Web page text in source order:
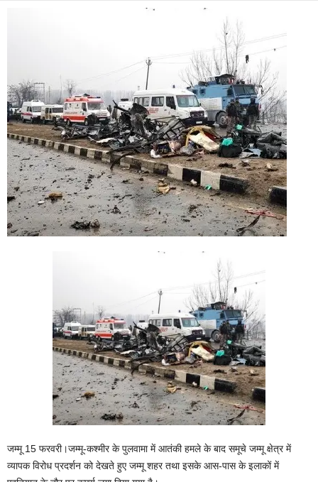
जम्मू 15 फरवरी।जम्‍मू-कश्‍मीर के पुलवामा में आतंकी हमले के बाद समूचे जम्‍मू क्षेत्र में
व्‍यापक विरोध प्रदर्शन को देखते हुए जम्‍मू शहर तथा इसके आस-पास के इलाकों में